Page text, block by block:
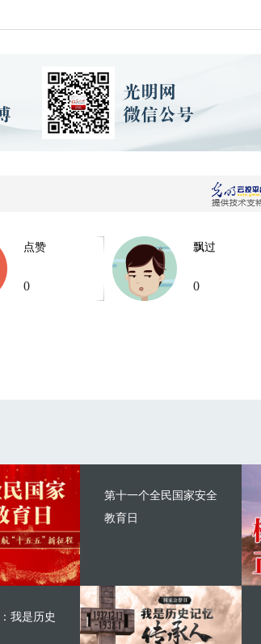
点赞
0
飘过
0
第十一个全民国家安全
教育日
我是历史